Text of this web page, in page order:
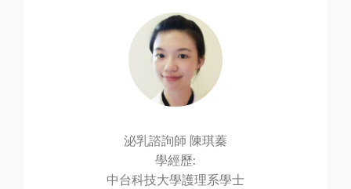
泌乳諮詢師 陳琪蓁
學經歷:
中台科技大學護理系學士